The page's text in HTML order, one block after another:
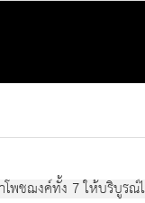
พชฌงค์ทั้ง 7 ให้บริบูรณ์